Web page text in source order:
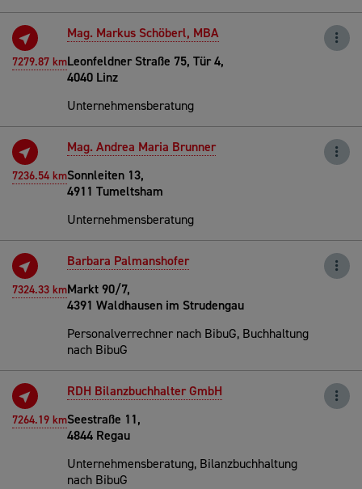
7279.87 km
Mag. Markus Schöberl, MBA
Leonfeldner Straße 75, Tür 4,
4040 Linz
Unternehmensberatung
7236.54 km
Mag. Andrea Maria Brunner
Sonnleiten 13,
4911 Tumeltsham
Unternehmensberatung
7324.33 km
Barbara Palmanshofer
Markt 90/7,
4391 Waldhausen im Strudengau
Personalverrechner nach BibuG, Buchhaltung
nach BibuG
7264.19 km
RDH Bilanzbuchhalter GmbH
Seestraße 11,
4844 Regau
Unternehmensberatung, Bilanzbuchhaltung
nach BibuG